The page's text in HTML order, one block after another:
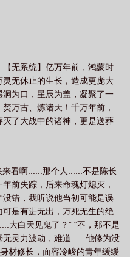
【无系统】亿万年前，鸿蒙时
无休止的生长，造成更庞大
为口，星辰为盖，凝聚了一
万古、炼诸天！千万年前，
了大战中的诸神，更是送葬
少年被活埋，与葬他的棺材
低吟：“我有一座混沌神棺，葬
看啊......那个人......不是陈长
前失踪，后来命魂灯熄灭，
没错，我听说他当初可能是误
可是有进无出，万死无生的绝
大白天见鬼了？” “不，那不是
灵力波动，难道......他修为没
材修长，面容冷峻的青年缓缓